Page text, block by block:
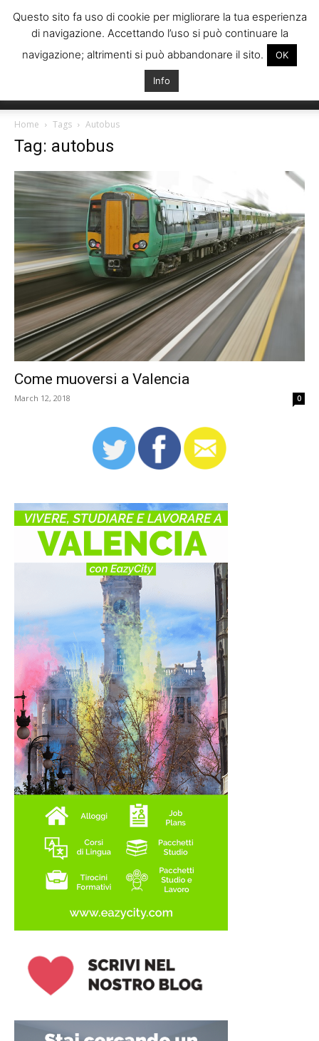
Italiani
Home Tags Autobus
Tag: autobus
Come muoversi a Valencia
March 12, 2018 0
Questo sito fa uso di cookie per migliorare la tua esperienza
di navigazione. Accettando l’uso si può continuare la
navigazione; altrimenti si può abbandonare il sito.
OK
Info